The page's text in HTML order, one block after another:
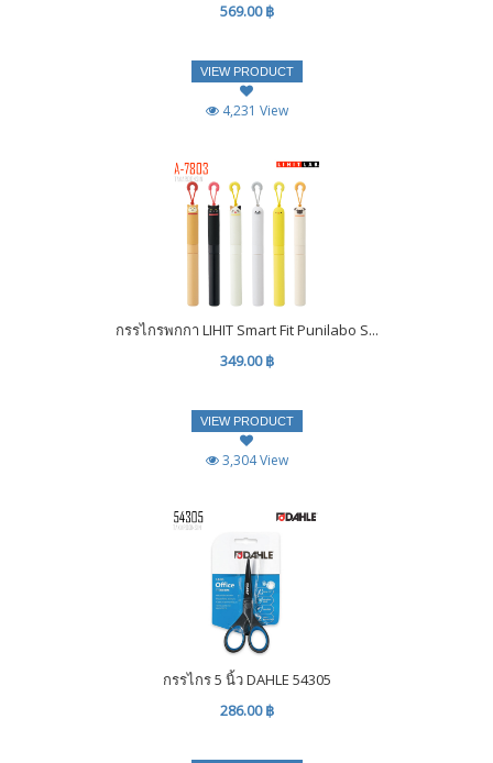
569.00 ฿
VIEW PRODUCT
4,231 View
กรรไกรพกกา LIHIT Smart Fit Punilabo S...
349.00 ฿
VIEW PRODUCT
3,304 View
กรรไกร 5 นิ้ว DAHLE 54305
286.00 ฿